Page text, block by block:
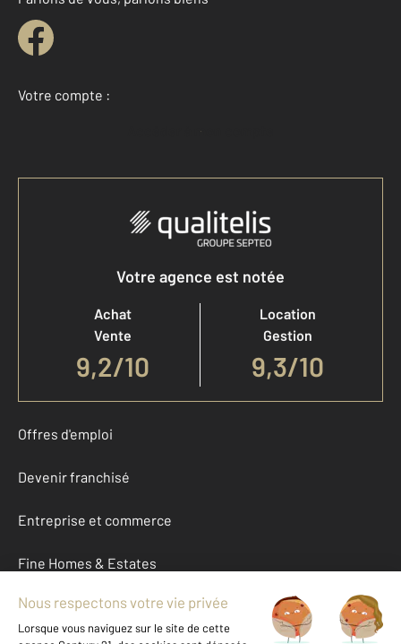
Votre compte :
Accéder à mon compte
Votre agence est notée
Achat
Vente
9,2/10
Location
Gestion
9,3/10
Offres d'emploi
Devenir franchisé
Entreprise et commerce
Fine Homes & Estates
À propos